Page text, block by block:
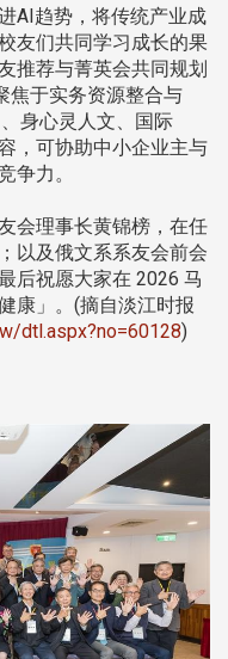
AI趋势，将传统产业成
友们共同学习成长的果
推荐与菁英会共同规划
焦于实务资源整合与
身心灵人文、国际
，可协助中小企业主与
争力。
会理事长黄锦榜，在任
以及俄文系系友会前会
后祝愿大家在 2026 马
康」。(摘自淡江时报
dtl.aspx?no=60128)